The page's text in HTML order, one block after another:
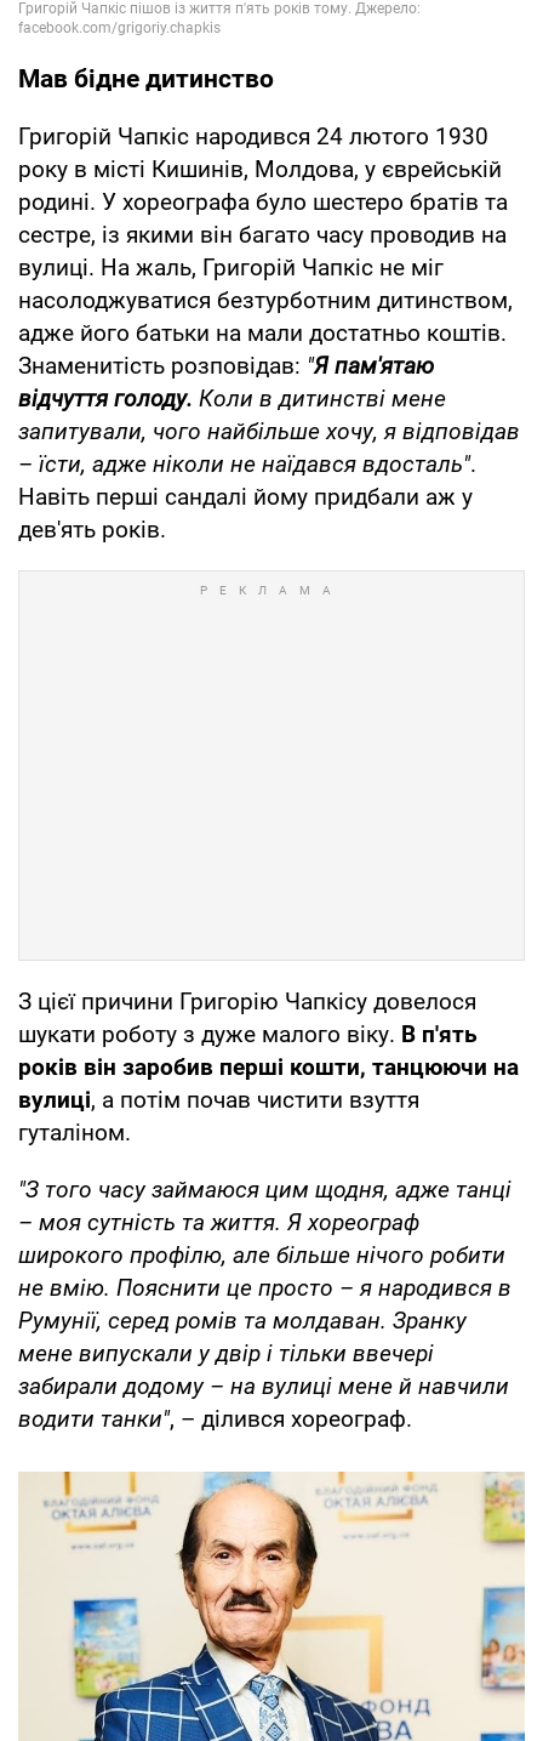
Мав бідне дитинство
Григорій Чапкіс народився 24 лютого 1930
року в місті Кишинів, Молдова, у єврейській
родині. У хореографа було шестеро братів та
сестре, із якими він багато часу проводив на
вулиці. На жаль, Григорій Чапкіс не міг
насолоджуватися безтурботним дитинством,
адже його батьки на мали достатньо коштів.
Знаменитість розповідав: "Я пам'ятаю
відчуття голоду. Коли в дитинстві мене
запитували, чого найбільше хочу, я відповідав
– їсти, адже ніколи не наїдався вдосталь".
Навіть перші сандалі йому придбали аж у
дев'ять років.
З цієї причини Григорію Чапкісу довелося
шукати роботу з дуже малого віку. В п'ять
років він заробив перші кошти, танцюючи на
вулиці, а потім почав чистити взуття
гуталіном.
"З того часу займаюся цим щодня, адже танці
– моя сутність та життя. Я хореограф
широкого профілю, але більше нічого робити
не вмію. Пояснити це просто – я народився в
Румунії, серед ромів та молдаван. Зранку
мене випускали у двір і тільки ввечері
забирали додому – на вулиці мене й навчили
водити танки", – ділився хореограф.